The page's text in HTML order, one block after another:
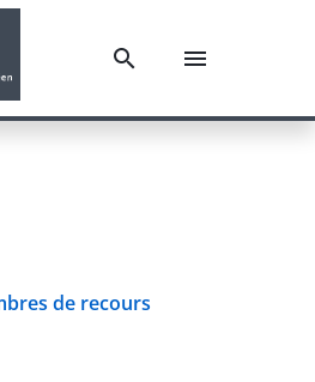
de recours